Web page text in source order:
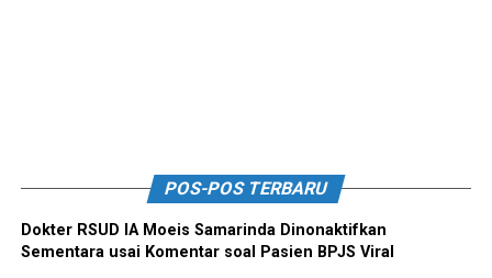
POS-POS TERBARU
Dokter RSUD IA Moeis Samarinda Dinonaktifkan
Sementara usai Komentar soal Pasien BPJS Viral